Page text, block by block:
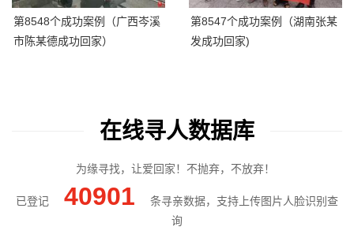
第8548个成功案例（广西岑溪
市陈某德成功回家）
第8547个成功案例（湖南张某
发成功回家)
在线寻人数据库
为缘寻找，让爱回家！不抛弃，不放弃！
已登记 40901
条寻亲数据，支持上传图片人脸识别查
询